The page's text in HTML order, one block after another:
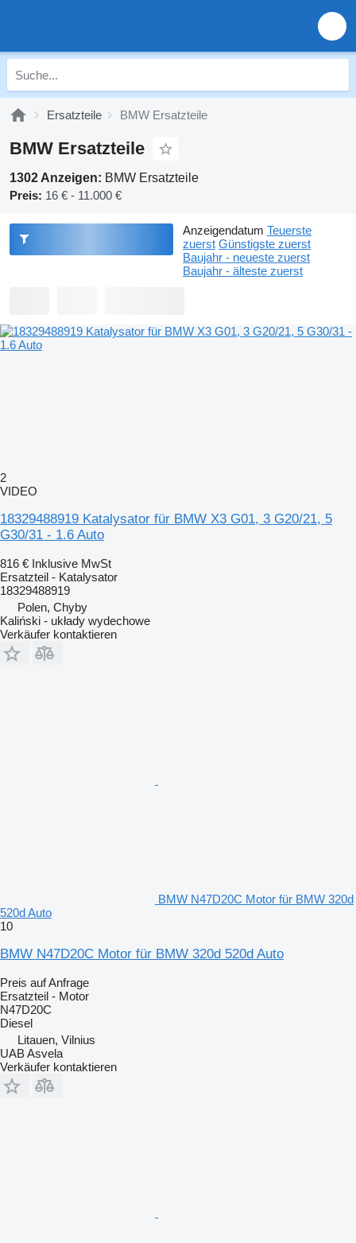
Ersatzteile BMW Ersatzteile
BMW Ersatzteile
1302 Anzeigen: BMW Ersatzteile
Preis: 16 € - 11.000 €
Anzeigendatum Teuerste
zuerst Günstigste zuerst
Baujahr - neueste zuerst
Baujahr - älteste zuerst
2
VIDEO
18329488919 Katalysator für BMW X3 G01, 3 G20/21, 5
G30/31 - 1.6 Auto
816 € Inklusive MwSt
Ersatzteil - Katalysator
18329488919
Polen, Chyby
Kaliński - układy wydechowe
Verkäufer kontaktieren
BMW N47D20C Motor für BMW 320d
520d Auto
10
BMW N47D20C Motor für BMW 320d 520d Auto
Preis auf Anfrage
Ersatzteil - Motor
N47D20C
Diesel
Litauen, Vilnius
UAB Asvela
Verkäufer kontaktieren